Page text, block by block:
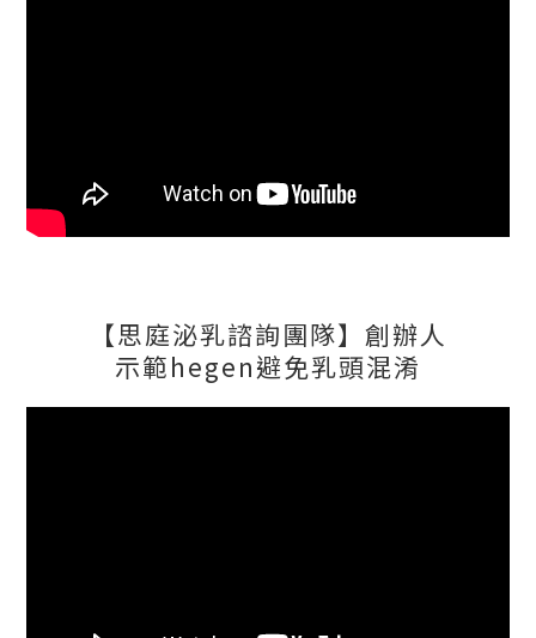
【思庭泌乳諮詢團隊】創辦人
示範hegen避免乳頭混淆